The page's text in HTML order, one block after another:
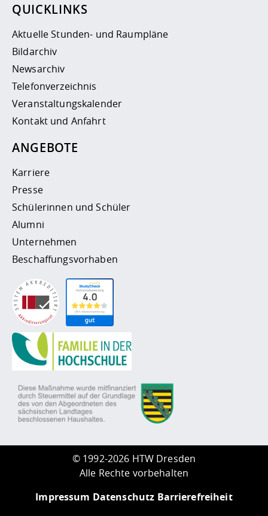
QUICKLINKS
Aktuelle Stunden- und Raumpläne
Bildarchiv
Newsarchiv
Telefonverzeichnis
Veranstaltungskalender
Kontakt und Anfahrt
ANGEBOTE
Karriere
Presse
Schülerinnen und Schüler
Alumni
Unternehmen
Beschaffungsvorhaben
© 1992-2026 HTW Dresden
Alle Rechte vorbehalten
Impressum Datenschutz Barrierefreiheit